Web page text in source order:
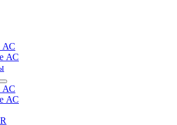
АС
АС
АС
АС